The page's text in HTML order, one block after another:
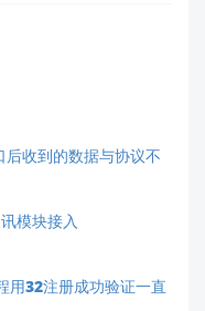
收到的数据与协议不
模块接入
用32注册成功验证一直